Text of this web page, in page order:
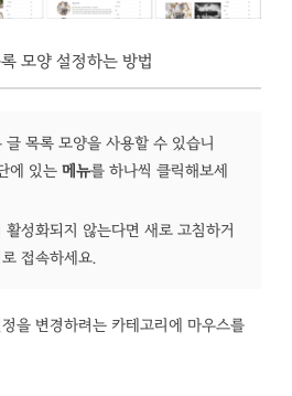
모양 설정하는 방법
글 목록 모양을 사용할 수 있습니
에 있는 메뉴를 하나씩 클릭해보세
성화되지 않는다면 새로 고침하거
접속하세요.
을 변경하려는 카테고리에 마우스를